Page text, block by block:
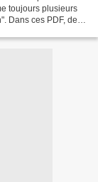
toujours plusieurs
Dans ces PDF, des